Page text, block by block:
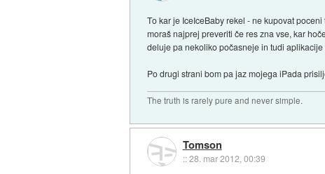
To kar je IceIceBaby rekel - ne kupovat
moraš najprej preveriti če res zna vse, kar
deluje pa nekoliko počasneje in tudi
Po drugi strani bom pa jaz mojega iPada
The truth is rarely pure and never simple.
Tomson
::28. mar 2012, 00:39